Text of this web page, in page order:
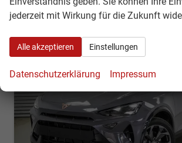
jederzeit mit Wirkung für die Zukunft
Alle akzeptieren Einstellungen
Datenschutzerklärung Impressum